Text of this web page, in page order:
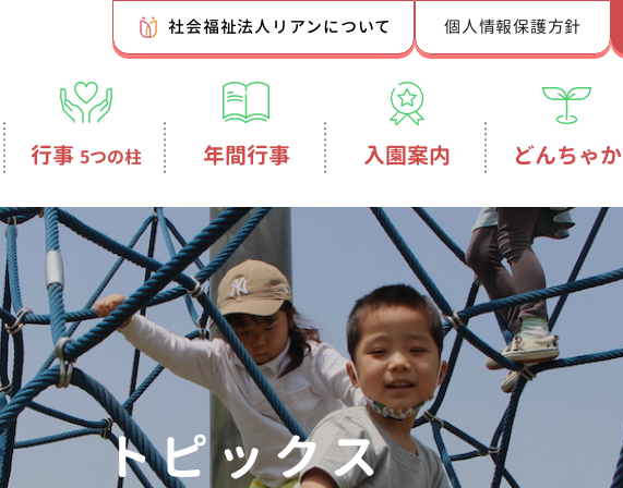
社会福祉法人リアンについて 個人情報保護方針
行事 5つの柱 年間行事 入園案内 どんちゃか
トピックス